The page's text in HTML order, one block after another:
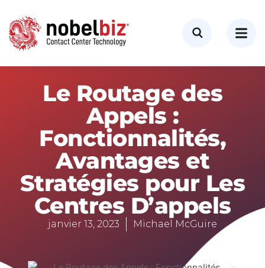
Le Routage des
Appels :
Fonctionnalités,
Avantages et
Stratégies pour Les
Centres D’appels
janvier 13, 2023 Michael McGuire